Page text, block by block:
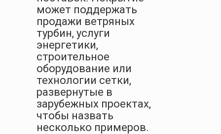
может поддержать
продажи ветряных
турбин, услуги
энергетики,
строительное
оборудование или
технологии сетки,
развернутые в
зарубежных проектах,
чтобы назвать
несколько примеров.